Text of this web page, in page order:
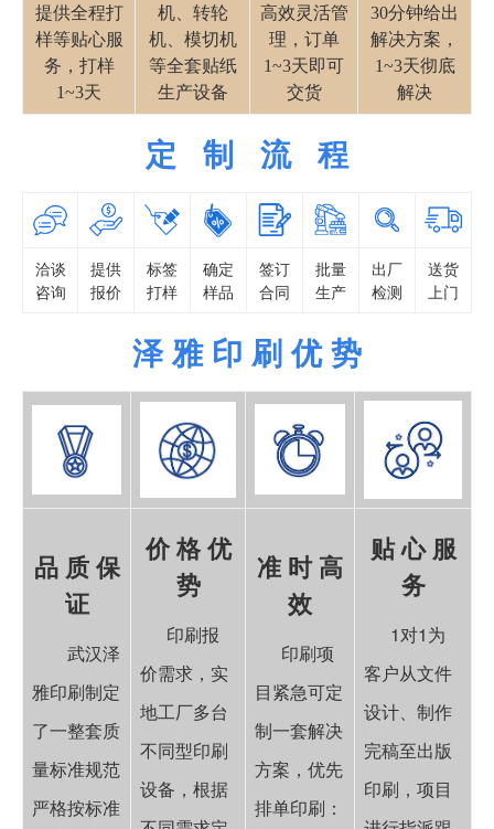
提供全程打
样等贴心服
务，打样
1~3天
机、转轮
机、模切机
等全套贴纸
生产设备
高效灵活管
理，订单
1~3天即可
交货
30分钟给出
解决方案，
1~3天彻底
解决
定 制 流 程
洽谈
咨询
提供
报价
标签
打样
确定
样品
签订
合同
批量
生产
出厂
检测
送货
上门
泽 雅 印 刷 优 势
品 质 保
证
武汉泽
雅印刷制定
了一整套质
量标准规范
严格按标准
价 格 优
势
印刷报
价需求，实
地工厂多台
不同型印刷
设备，根据
准 时 高
效
印刷项
目紧急可定
制一套解决
方案，优先
排单印刷：
贴 心 服
务
1对1为
客户从文件
设计、制作
完稿至出版
印刷，项目